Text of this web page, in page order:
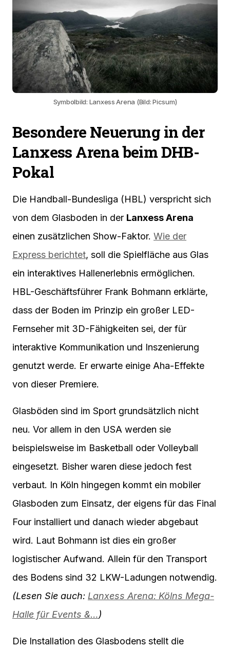
Symbolbild: Lanxess Arena (Bild: Picsum)
Besondere Neuerung in der
Lanxess Arena beim DHB-
Pokal
Die Handball-Bundesliga (HBL) verspricht sich
von dem Glasboden in der Lanxess Arena
einen zusätzlichen Show-Faktor. Wie der
Express berichtet, soll die Spielfläche aus Glas
ein interaktives Hallenerlebnis ermöglichen.
HBL-Geschäftsführer Frank Bohmann erklärte,
dass der Boden im Prinzip ein großer LED-
Fernseher mit 3D-Fähigkeiten sei, der für
interaktive Kommunikation und Inszenierung
genutzt werde. Er erwarte einige Aha-Effekte
von dieser Premiere.
Glasböden sind im Sport grundsätzlich nicht
neu. Vor allem in den USA werden sie
beispielsweise im Basketball oder Volleyball
eingesetzt. Bisher waren diese jedoch fest
verbaut. In Köln hingegen kommt ein mobiler
Glasboden zum Einsatz, der eigens für das Final
Four installiert und danach wieder abgebaut
wird. Laut Bohmann ist dies ein großer
logistischer Aufwand. Allein für den Transport
des Bodens sind 32 LKW-Ladungen notwendig.
(Lesen Sie auch: Lanxess Arena: Kölns Mega-
Halle für Events &…)
Die Installation des Glasbodens stellt die